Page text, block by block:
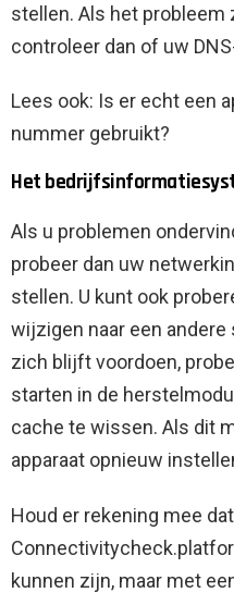
stellen. Als het
controleer dan of uw
Lees ook: Is er echt een
nummer gebruikt?
Het
Als u problemen
probeer dan uw
stellen. U kunt ook
wijzigen naar een
zich blijft voordoen,
starten in de
cache te wissen. Als dit
apparaat opnieuw
Houd er rekening mee
kunnen zijn, maar met